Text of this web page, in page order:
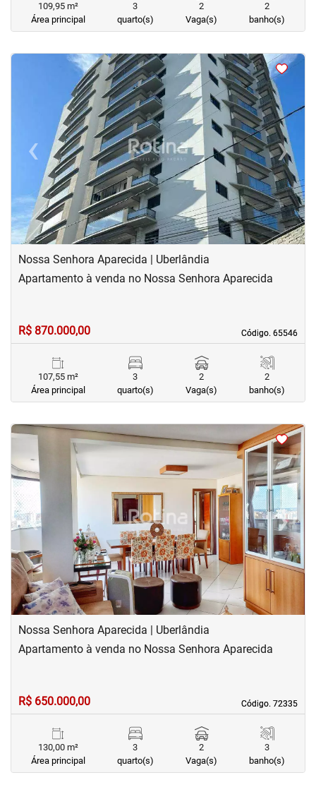
109,95 m²
Área principal
3
quarto(s)
2
Vaga(s)
2
banho(s)
<
‹Previous ›Next
Nossa Senhora Aparecida | Uberlândia
Código. 65546
Código. 65546
Apartamento à venda no Nossa Senhora Aparecida
R$ 870.000,00
107,55 m²
Área principal
3
quarto(s)
2
Vaga(s)
2
banho(s)
<<<<
‹Previous ›Next
Nossa Senhora Aparecida | Uberlândia
Código. 72335
Código. 72335
Apartamento à venda no Nossa Senhora Aparecida
R$ 650.000,00
130,00 m²
Área principal
3
quarto(s)
2
Vaga(s)
3
banho(s)